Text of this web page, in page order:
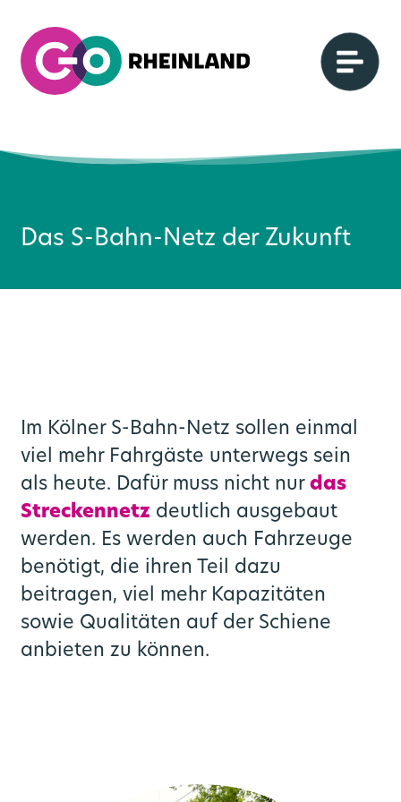
Das S-Bahn-Netz der Zukunft
Im Kölner S-Bahn-Netz sollen einmal
viel mehr Fahrgäste unterwegs sein
als heute. Dafür muss nicht nur das
Streckennetzdeutlich ausgebaut
werden. Es werden auch Fahrzeuge
benötigt, die ihren Teil dazu
beitragen, viel mehr Kapazitäten
sowie Qualitäten auf der Schiene
anbieten zu können.